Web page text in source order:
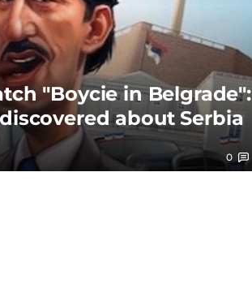
"Boycie in Belgrade":
about Serbia
0